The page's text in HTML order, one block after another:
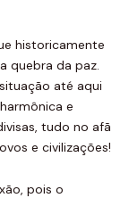
historicamente
quebra da paz.
até aqui
e
tudo no afã
e civilizações!
pois o